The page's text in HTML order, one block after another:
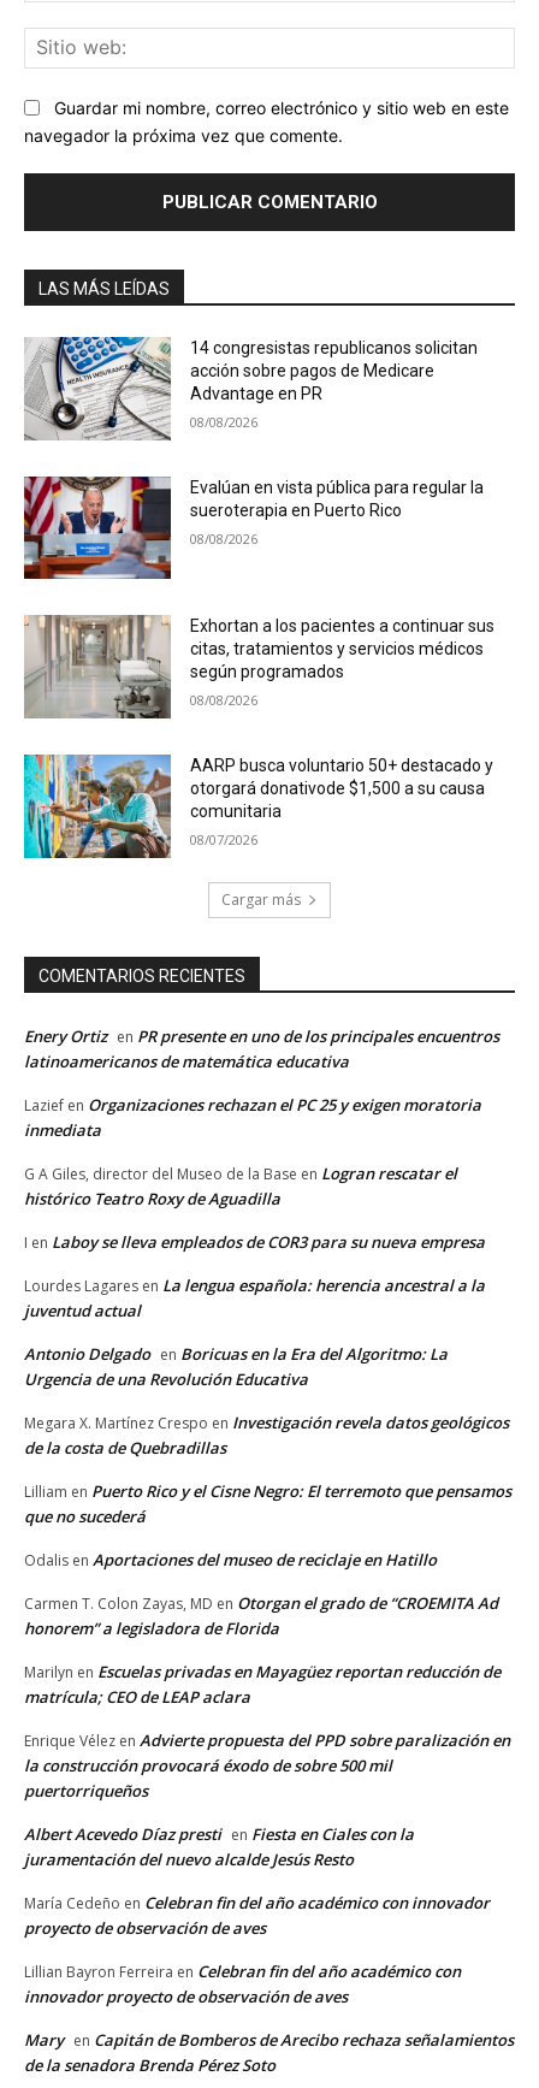
Guardar mi nombre, correo electrónico y sitio web en este
navegador la próxima vez que comente.
LAS MÁS LEÍDAS
14 congresistas republicanos solicitan
acción sobre pagos de Medicare
Advantage en PR
08/08/2026
Evalúan en vista pública para regular la
sueroterapia en Puerto Rico
08/08/2026
Exhortan a los pacientes a continuar sus
citas, tratamientos y servicios médicos
según programados
08/08/2026
AARP busca voluntario 50+ destacado y
otorgará donativode $1,500 a su causa
comunitaria
08/07/2026
Cargar más
COMENTARIOS RECIENTES
Enery Ortiz en PR presente en uno de los principales encuentros
latinoamericanos de matemática educativa
Lazief en Organizaciones rechazan el PC 25 y exigen moratoria
inmediata
G A Giles, director del Museo de la Base en Logran rescatar el
histórico Teatro Roxy de Aguadilla
I en Laboy se lleva empleados de COR3 para su nueva empresa
Lourdes Lagares en La lengua española: herencia ancestral a la
juventud actual
Antonio Delgado en Boricuas en la Era del Algoritmo: La
Urgencia de una Revolución Educativa
Megara X. Martínez Crespo en Investigación revela datos geológicos
de la costa de Quebradillas
Lilliam en Puerto Rico y el Cisne Negro: El terremoto que pensamos
que no sucederá
Odalis en Aportaciones del museo de reciclaje en Hatillo
Carmen T. Colon Zayas, MD en Otorgan el grado de “CROEMITA Ad
honorem” a legisladora de Florida
Marilyn en Escuelas privadas en Mayagüez reportan reducción de
matrícula; CEO de LEAP aclara
Enrique Vélez en Advierte propuesta del PPD sobre paralización en
la construcción provocará éxodo de sobre 500 mil
puertorriqueños
Albert Acevedo Díaz presti en Fiesta en Ciales con la
juramentación del nuevo alcalde Jesús Resto
María Cedeño en Celebran fin del año académico con innovador
proyecto de observación de aves
Lillian Bayron Ferreira en Celebran fin del año académico con
innovador proyecto de observación de aves
Mary en Capitán de Bomberos de Arecibo rechaza señalamientos
de la senadora Brenda Pérez Soto